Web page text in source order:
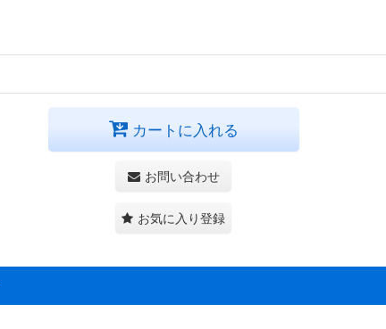
カートに入れる
お問い合わせ
お気に入り登録